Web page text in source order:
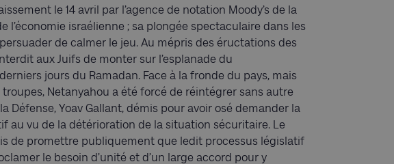
le 14 avril par l’agence de notation Moody’s de la
l’économie israélienne ; sa plongée spectaculaire dans les
de calmer le jeu. Au mépris des éructations des
aux Juifs de monter sur l’esplanade du
jours du Ramadan. Face à la fronde du pays, mais
troupes, Netanyahou a été forcé de réintégrer sans autre
Défense, Yoav Gallant, démis pour avoir osé demander la
au vu de la détérioration de la situation sécuritaire. Le
de promettre publiquement que ledit processus législatif
le besoin d’unité et d’un large accord pour y